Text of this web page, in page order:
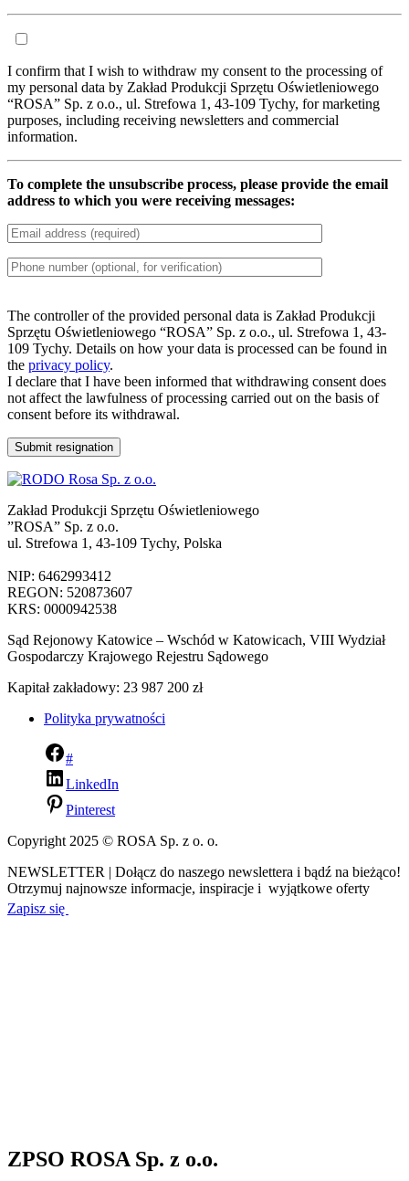
I confirm that I wish to withdraw my consent to the processing of
my personal data by Zakład Produkcji Sprzętu Oświetleniowego
“ROSA” Sp. z o.o., ul. Strefowa 1, 43-109 Tychy, for marketing
purposes, including receiving newsletters and commercial
information.
To complete the unsubscribe process, please provide the email
address to which you were receiving messages:
The controller of the provided personal data is Zakład Produkcji
Sprzętu Oświetleniowego “ROSA” Sp. z o.o., ul. Strefowa 1, 43-
109 Tychy. Details on how your data is processed can be found in
the privacy policy.
I declare that I have been informed that withdrawing consent does
not affect the lawfulness of processing carried out on the basis of
consent before its withdrawal.
Zakład Produkcji Sprzętu Oświetleniowego
”ROSA” Sp. z o.o.
ul. Strefowa 1, 43-109 Tychy, Polska
NIP: 6462993412
REGON: 520873607
KRS: 0000942538
Sąd Rejonowy Katowice – Wschód w Katowicach, VIII Wydział
Gospodarczy Krajowego Rejestru Sądowego
Kapitał zakładowy: 23 987 200 zł
Polityka prywatności
#
LinkedIn
Pinterest
Copyright 2025 © ROSA Sp. z o. o.
NEWSLETTER | Dołącz do naszego newslettera i bądź na bieżąco!
Otrzymuj najnowsze informacje, inspiracje i wyjątkowe oferty
Zapisz się
ZPSO ROSA Sp. z o.o.